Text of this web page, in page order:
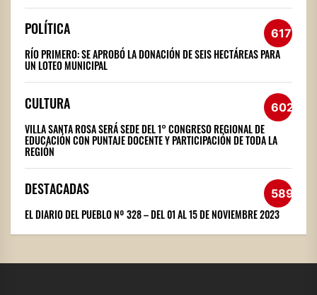
POLÍTICA 617
RÍO PRIMERO: SE APROBÓ LA DONACIÓN DE SEIS HECTÁREAS PARA
UN LOTEO MUNICIPAL
CULTURA 602
VILLA SANTA ROSA SERÁ SEDE DEL 1° CONGRESO REGIONAL DE
EDUCACIÓN CON PUNTAJE DOCENTE Y PARTICIPACIÓN DE TODA LA
REGIÓN
DESTACADAS 589
EL DIARIO DEL PUEBLO Nº 328 – DEL 01 AL 15 DE NOVIEMBRE 2023